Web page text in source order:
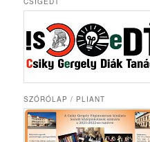
SZÓRÓLAP / PLIANT